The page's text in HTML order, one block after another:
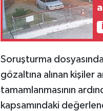
Soruşturma
gözaltına alınan
tamamlanmasının
kapsamındaki